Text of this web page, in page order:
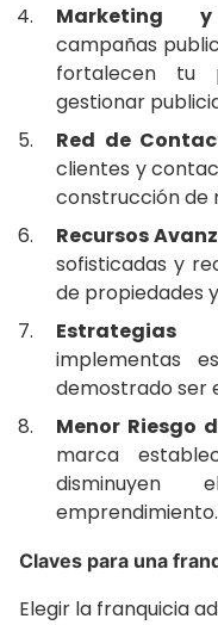
Marketing
campañas
fortalecen tu
gestionar
Red de
clientes y
construcción de
Recursos
sofisticadas y
de propiedades
implementas
demostrado ser
Menor Riesgo
marca
emprendimiento.
Claves para una
Elegir la franquicia